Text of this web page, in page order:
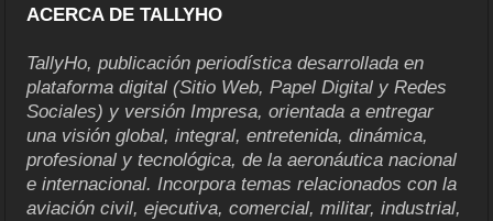
ACERCA DE TALLYHO
TallyHo, publicación periodística desarrollada en
plataforma digital (Sitio Web, Papel Digital y Redes
Sociales) y versión Impresa, orientada a entregar
una visión global, integral, entretenida, dinámica,
profesional y tecnológica, de la aeronáutica nacional
e internacional. Incorpora temas relacionados con la
aviación civil, ejecutiva, comercial, militar, industrial,